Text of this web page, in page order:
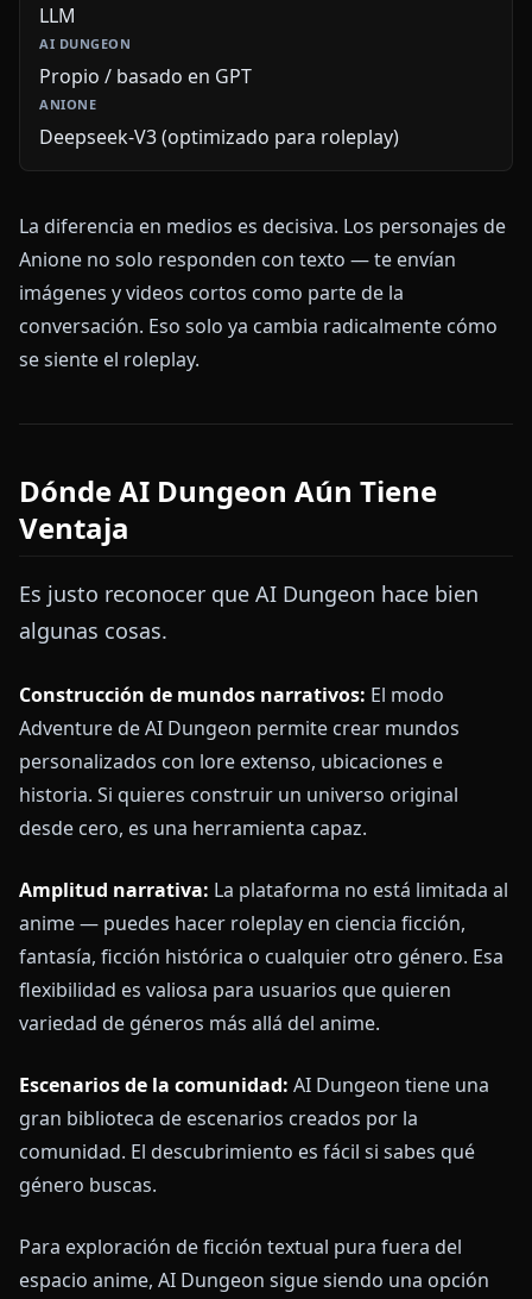
LLM
Propio / basado en GPT
Deepseek-V3 (optimizado para roleplay)
La diferencia en medios es decisiva. Los personajes de
Anione no solo responden con texto — te envían
imágenes y videos cortos como parte de la
conversación. Eso solo ya cambia radicalmente cómo
se siente el roleplay.
Dónde AI Dungeon Aún Tiene
Ventaja
Es justo reconocer que AI Dungeon hace bien
algunas cosas.
Construcción de mundos narrativos: El modo
Adventure de AI Dungeon permite crear mundos
personalizados con lore extenso, ubicaciones e
historia. Si quieres construir un universo original
desde cero, es una herramienta capaz.
Amplitud narrativa: La plataforma no está limitada al
anime — puedes hacer roleplay en ciencia ficción,
fantasía, ficción histórica o cualquier otro género. Esa
flexibilidad es valiosa para usuarios que quieren
variedad de géneros más allá del anime.
Escenarios de la comunidad: AI Dungeon tiene una
gran biblioteca de escenarios creados por la
comunidad. El descubrimiento es fácil si sabes qué
género buscas.
Para exploración de ficción textual pura fuera del
espacio anime, AI Dungeon sigue siendo una opción